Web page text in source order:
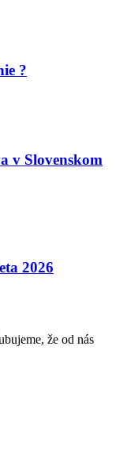
?
v Slovenskom
2026
že od nás